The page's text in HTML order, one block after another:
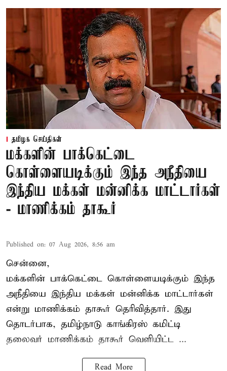
தமிழக செய்திகள்
மக்களின் பாக்கெட்டை
கொள்ளையடிக்கும் இந்த அநீதியை
இந்திய மக்கள் மன்னிக்க மாட்டார்கள்
- மாணிக்கம் தாகூர்
Published on: 07 Aug 2026, 8:56 am
சென்னை,
மக்களின் பாக்கெட்டை கொள்ளையடிக்கும் இந்த
அநீதியை இந்திய மக்கள் மன்னிக்க மாட்டார்கள்
என்று மாணிக்கம் தாகூர் தெரிவித்தார். இது
தொடர்பாக, தமிழ்நாடு காங்கிரஸ் கமிட்டி
தலைவர் மாணிக்கம் தாகூர் வெளியிட்ட ...
Read More